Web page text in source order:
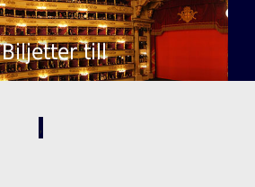
Biljetter till
,